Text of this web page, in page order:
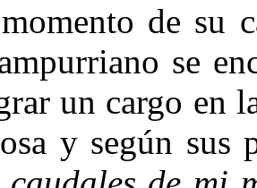
de su
se
un cargo en
y según sus